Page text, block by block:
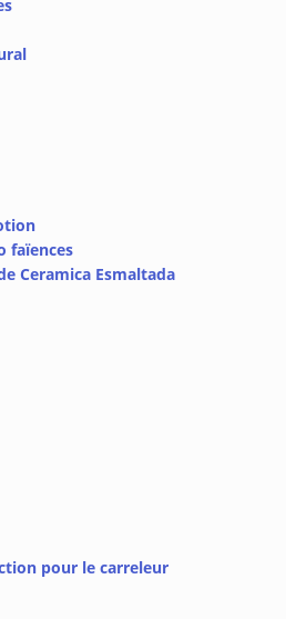
faïences
Ceramica Esmaltada
pour le carreleur